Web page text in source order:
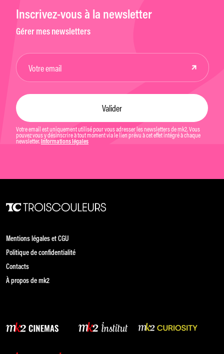
Inscrivez-vous à la newsletter
Gérer mes newsletters
Votre email est uniquement utilisé pour vous adresser les newsletters de mk2. Vous
pouvez vous y désinscrire à tout moment via le lien prévu à cet effet intégré à chaque
newsletter. Informations légales
Mentions légales et CGU
Politique de confidentialité
Contacts
À propos de mk2